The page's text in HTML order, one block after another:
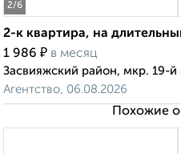
2/6
2-к квартира, на
1 986 ₽ в месяц
Засвияжский район, мкр. 19-
Агентство, 06.08.2026
Похожие